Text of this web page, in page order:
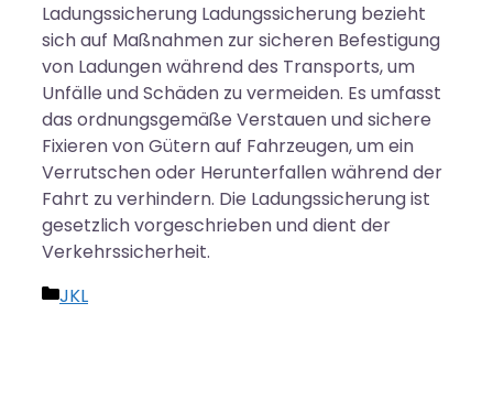
Ladungssicherung Ladungssicherung bezieht
sich auf Maßnahmen zur sicheren Befestigung
von Ladungen während des Transports, um
Unfälle und Schäden zu vermeiden. Es umfasst
das ordnungsgemäße Verstauen und sichere
Fixieren von Gütern auf Fahrzeugen, um ein
Verrutschen oder Herunterfallen während der
Fahrt zu verhindern. Die Ladungssicherung ist
gesetzlich vorgeschrieben und dient der
Verkehrssicherheit.
Kategorien
JKL